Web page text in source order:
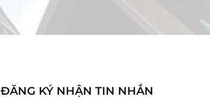
ĐĂNG KÝ NHẬN TIN NHẮN